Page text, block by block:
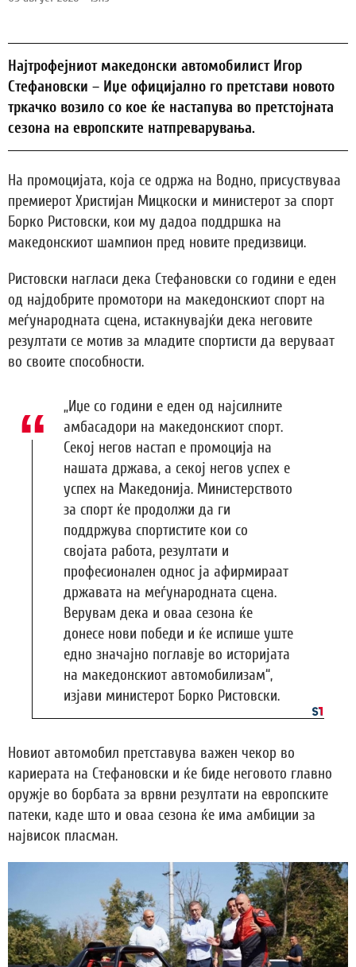
Најтрофејниот македонски автомобилист Игор
Стефановски – Иџе официјално го претстави новото
тркачко возило со кое ќе настапува во претстојната
сезона на европските натпреварувања.
На промоцијата, која се одржа на Водно, присуствуваа
премиерот Христијан Мицкоски и министерот за спорт
Борко Ристовски, кои му дадоа поддршка на
македонскиот шампион пред новите предизвици.
Ристовски нагласи дека Стефановски со години е еден
од најдобрите промотори на македонскиот спорт на
меѓународната сцена, истакнувајќи дека неговите
резултати се мотив за младите спортисти да веруваат
во своите способности.
„Иџе со години е еден од најсилните
амбасадори на македонскиот спорт.
Секој негов настап е промоција на
нашата држава, а секој негов успех е
успех на Македонија. Министерството
за спорт ќе продолжи да ги
поддржува спортистите кои со
својата работа, резултати и
професионален однос ја афирмираат
државата на меѓународната сцена.
Верувам дека и оваа сезона ќе
донесе нови победи и ќе испише уште
едно значајно поглавје во историјата
на македонскиот автомобилизам“,
изјави министерот Борко Ристовски.
Новиот автомобил претставува важен чекор во
кариерата на Стефановски и ќе биде неговото главно
оружје во борбата за врвни резултати на европските
патеки, каде што и оваа сезона ќе има амбиции за
највисок пласман.